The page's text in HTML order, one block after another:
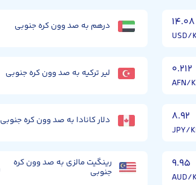
۱۴.۰۸
USD/
درهم به صد وون کره جنوبی
۰.۲۱۲
AFN/
لیر ترکیه به صد وون کره جنوبی
۸.۹۲
JPY/
دلار کانادا به صد وون کره جنوبی
۹.۹۵
AUD/
رینگیت مالزی به صد وون کره
جنوبی